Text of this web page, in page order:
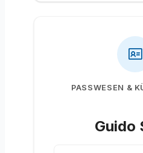
PASSWESEN &
Guido